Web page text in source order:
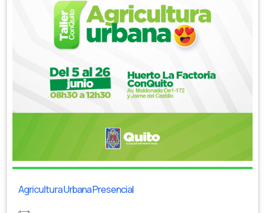
Agricultura Urbana Presencial